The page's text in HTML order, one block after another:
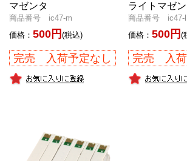
マゼンタ
商品番号 ic47-m
価格： 500円 (税込)
完売 入荷予定なし
ライトマゼ
商品番号 ic47-
価格： 500円 (
完売 入荷